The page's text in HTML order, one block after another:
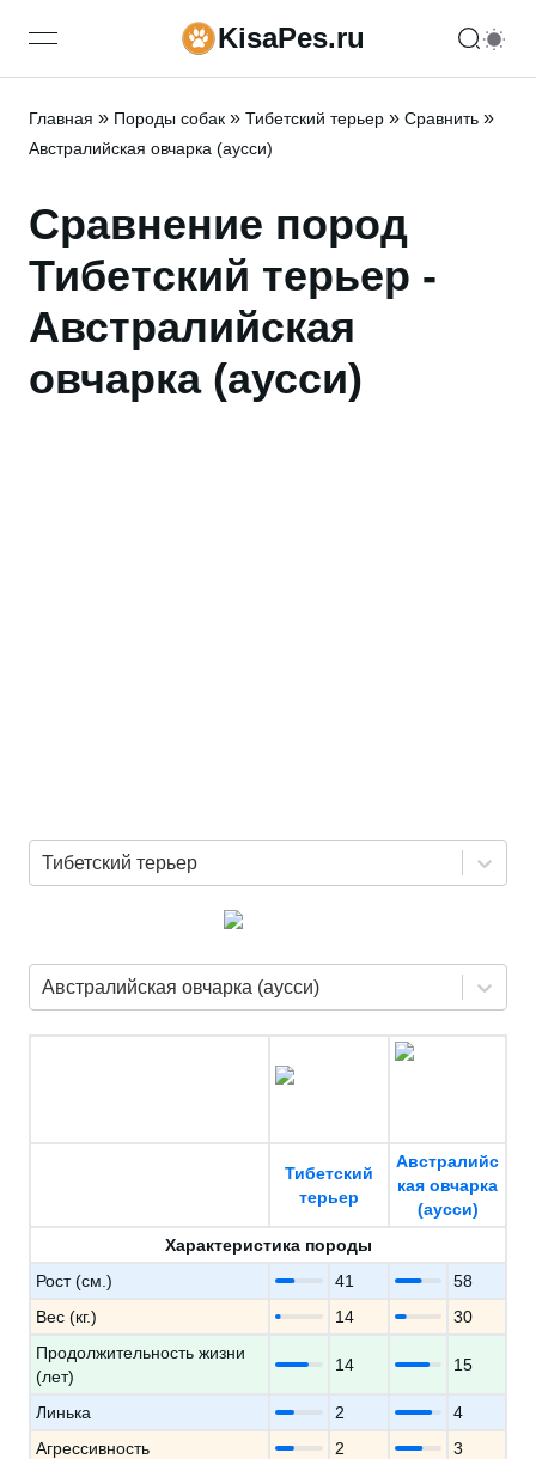
open navigation menuKisaPes.ru
Главная » Породы собак » Тибетский терьер » Сравнить »
Австралийская овчарка (аусси)
Сравнение пород
Тибетский терьер -
Австралийская
овчарка (аусси)
Тибетский терьер
Австралийская овчарка (аусси)
Тибетский
терьер
Австралийс
кая овчарка
(аусси)
Характеристика породы
Рост (см.)
41
58
Вес (кг.)
14
30
Продолжительность жизни
(лет)
14 15
Линька 2
4
Агрессивность
2
3